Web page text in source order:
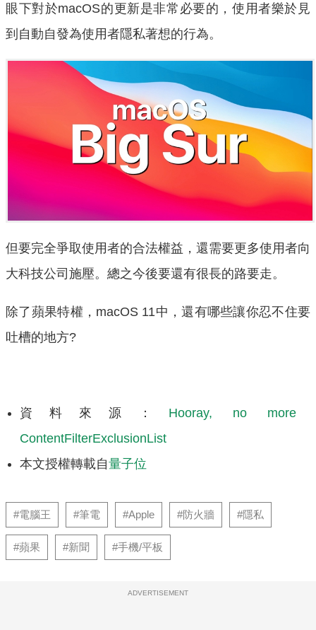
眼下對於macOS的更新是非常必要的，使用者樂於見
到自動自發為使用者隱私著想的行為。
但要完全爭取使用者的合法權益，還需要更多使用者向
大科技公司施壓。總之今後要還有很長的路要走。
除了蘋果特權，macOS 11中，還有哪些讓你忍不住要
吐槽的地方?
資料來源： Hooray, no more
ContentFilterExclusionList
本文授權轉載自量子位
#電腦王 #筆電 #Apple #防火牆 #隱私
#蘋果 #新聞 #手機/平板
ADVERTISEMENT